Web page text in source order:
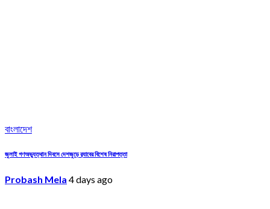
বাংলাদেশ
জুলাই গণঅভ্যুত্থান দিবসে দেশজুড়ে র‌্যাবের বিশেষ নিরাপত্তা
Probash Mela 4 days ago